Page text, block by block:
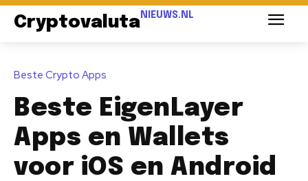
Cryptovaluta NIEUWS.NL
Beste Crypto Apps
Beste EigenLayer
Apps en Wallets
voor iOS en Android